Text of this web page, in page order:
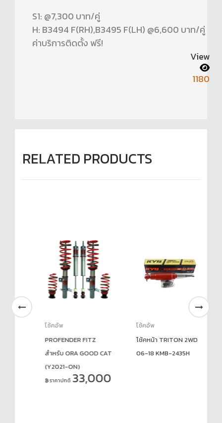
S1: @7,300 บาท/คู่
H: B3494 F(RH),B3495 F(LH) @6,600 บาท/คู่
ค่าบริการติดตั้ง ฟรี!
View
1180
RELATED PRODUCTS
โช้คอัพ
PROFENDER FITZ
สำหรับ ORA GOOD CAT
(Y2021-ON)
ราคาปกติ 33,000
โช้คอัพ
โช้คหน้า TRITON 2WD
06-18 KMB-2435H